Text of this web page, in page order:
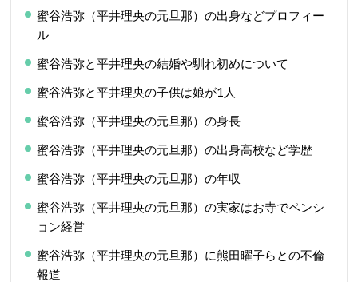
蜜谷浩弥（平井理央の元旦那）の出身などプロフィー
ル
蜜谷浩弥と平井理央の結婚や馴れ初めについて
蜜谷浩弥と平井理央の子供は娘が1人
蜜谷浩弥（平井理央の元旦那）の身長
蜜谷浩弥（平井理央の元旦那）の出身高校など学歴
蜜谷浩弥（平井理央の元旦那）の年収
蜜谷浩弥（平井理央の元旦那）の実家はお寺でペンシ
ョン経営
蜜谷浩弥（平井理央の元旦那）に熊田曜子らとの不倫
報道